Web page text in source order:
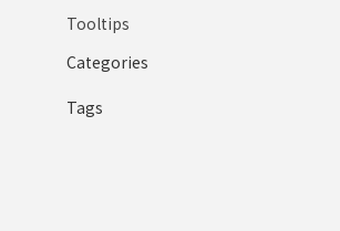
Tooltips
Categories
Tags